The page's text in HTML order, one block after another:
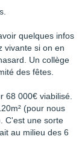
quelques infos
vivante si on en
Un collège
des fêtes.
68 000€ viabilisé.
(pour nous
C'est une sorte
au milieu des 6